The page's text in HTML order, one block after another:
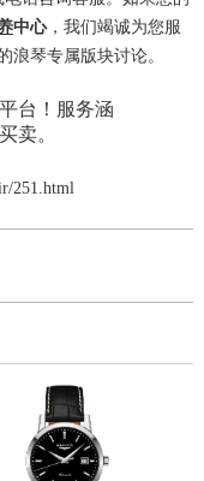
中心，我们竭诚为您服
浪琴专属版块讨论。
251.html